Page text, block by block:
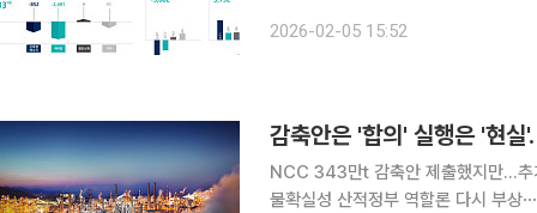
하고 있다. 한화솔루션은 지난해 글로
2026-02-05 15:52
감축안은 '합의' 실행은 '현실
NCC 343만t 감축안 제출했지만…추
불확실성 산적정부 역할론 다시 부상⋯정책 지원 필요할 듯 국